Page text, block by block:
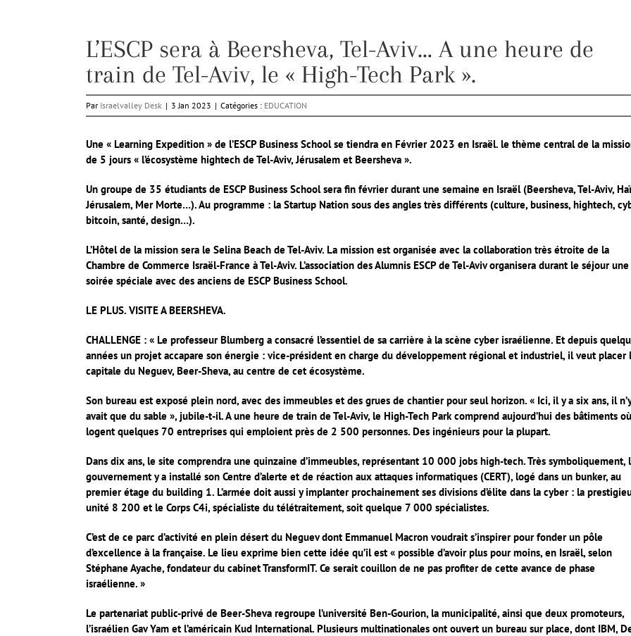
L’ESCP sera à Beersheva, Tel-Aviv… A une heure de
train de Tel-Aviv, le « High-Tech Park ».
Par Israelvalley Desk | 3 Jan 2023 | Catégories : EDUCATION
Une « Learning Expedition » de l’ESCP Business School se tiendra en Février 2023 en Israël. le thème central de la
de 5 jours « l’écosystème hightech de Tel-Aviv, Jérusalem et Beersheva ».
Un groupe de 35 étudiants de ESCP Business School sera fin février durant une semaine en Israël (Beersheva, Tel-Aviv,
Jérusalem, Mer Morte…). Au programme : la Startup Nation sous des angles très différents (culture, business, hightech,
bitcoin, santé, design…).
L’Hôtel de la mission sera le Selina Beach de Tel-Aviv. La mission est organisée avec la collaboration très étroite de la
Chambre de Commerce Israël-France à Tel-Aviv. L’association des Alumnis ESCP de Tel-Aviv organisera durant le séjour une
soirée spéciale avec des anciens de ESCP Business School.
LE PLUS. VISITE A BEERSHEVA.
CHALLENGE : « Le professeur Blumberg a consacré l’essentiel de sa carrière à la scène cyber israélienne. Et depuis
années un projet accapare son énergie : vice-président en charge du développement régional et industriel, il veut placer
capitale du Neguev, Beer-Sheva, au centre de cet écosystème.
Son bureau est exposé plein nord, avec des immeubles et des grues de chantier pour seul horizon. « Ici, il y a six ans, il n’y
avait que du sable », jubile-t-il. A une heure de train de Tel-Aviv, le High-Tech Park comprend aujourd’hui des bâtiments où
logent quelques 70 entreprises qui emploient près de 2 500 personnes. Des ingénieurs pour la plupart.
Dans dix ans, le site comprendra une quinzaine d’immeubles, représentant 10 000 jobs high-tech. Très symboliquement,
gouvernement y a installé son Centre d’alerte et de réaction aux attaques informatiques (CERT), logé dans un bunker, au
premier étage du building 1. L’armée doit aussi y implanter prochainement ses divisions d’élite dans la cyber : la
unité 8 200 et le Corps C4i, spécialiste du télétraitement, soit quelque 7 000 spécialistes.
C’est de ce parc d’activité en plein désert du Neguev dont Emmanuel Macron voudrait s’inspirer pour fonder un pôle
d’excellence à la française. Le lieu exprime bien cette idée qu’il est « possible d’avoir plus pour moins, en Israël, selon
Stéphane Ayache, fondateur du cabinet TransformIT. Ce serait couillon de ne pas profiter de cette avance de phase
israélienne. »
Le partenariat public-privé de Beer-Sheva regroupe l’université Ben-Gourion, la municipalité, ainsi que deux promoteurs,
l’israélien Gav Yam et l’américain Kud International. Plusieurs multinationales ont ouvert un bureau sur place, dont IBM,